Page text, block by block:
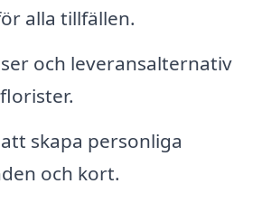
alla tillfällen.
och leveransalternativ
skapa personliga
och kort.